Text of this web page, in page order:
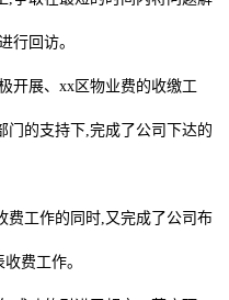
行回访。
展、xx区物业费的收缴工
门的支持下,完成了公司下达的
工作的同时,又完成了公司布
费工作。